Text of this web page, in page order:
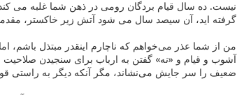
نیست. ده سال قیام بردگان رومی در ذهن شما غلبه می
گرفته اید، آن سیصد سال می شود آتش زیر خاکستر،
من از شما عذر می‌خواهم که ناچارم اینقدر مبتذل
آشوب و قیام و «نه» گفتن به ارباب برای سنجیدن
ضعیف را سر جایش می‌نشاند، مگر آنکه دیگر به راستی